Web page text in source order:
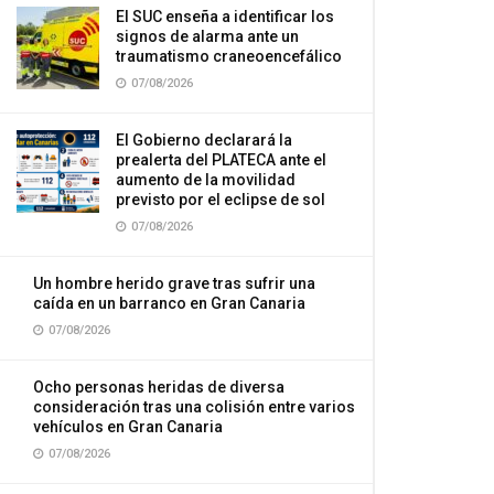
El SUC enseña a identificar los
signos de alarma ante un
traumatismo craneoencefálico
07/08/2026
El Gobierno declarará la
prealerta del PLATECA ante el
aumento de la movilidad
previsto por el eclipse de sol
07/08/2026
Un hombre herido grave tras sufrir una
caída en un barranco en Gran Canaria
07/08/2026
Ocho personas heridas de diversa
consideración tras una colisión entre varios
vehículos en Gran Canaria
07/08/2026